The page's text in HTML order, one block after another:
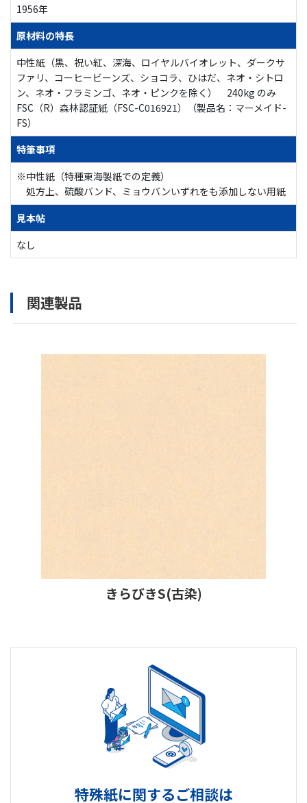
1956年
原材料の特長
中性紙（黒、祝い紅、深海、ロイヤルバイオレット、ダークサ
ファリ、コーヒービーンズ、ショコラ、ひはだ、ネオ・シトロ
ン、ネオ・フラミンゴ、ネオ・ピンクを除く） 240kg のみ
FSC（R）森林認証紙（FSC-C016921）（製品名：マーメイド-
FS）
特筆事項
※中性紙（特種東海製紙での定義）
処方上、硫酸バンド、ミョウバンいずれをも添加しない用紙
見本帖
なし
関連製品
きらびきS(古染)
特殊紙に関するご相談は